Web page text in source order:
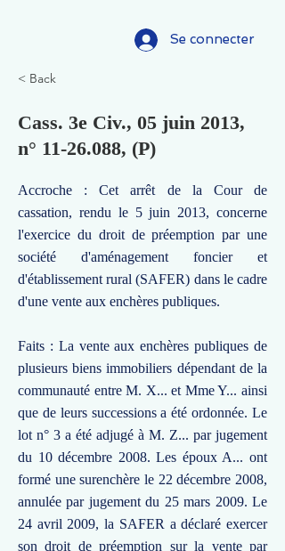
Se connecter
< Back
Cass. 3e Civ., 05 juin 2013,
n° 11-26.088, (P)
Accroche : Cet arrêt de la Cour de
cassation, rendu le 5 juin 2013, concerne
l'exercice du droit de préemption par une
société d'aménagement foncier et
d'établissement rural (SAFER) dans le cadre
d'une vente aux enchères publiques.
Faits : La vente aux enchères publiques de
plusieurs biens immobiliers dépendant de la
communauté entre M. X... et Mme Y... ainsi
que de leurs successions a été ordonnée. Le
lot n° 3 a été adjugé à M. Z... par jugement
du 10 décembre 2008. Les époux A... ont
formé une surenchère le 22 décembre 2008,
annulée par jugement du 25 mars 2009. Le
24 avril 2009, la SAFER a déclaré exercer
son droit de préemption sur la vente par